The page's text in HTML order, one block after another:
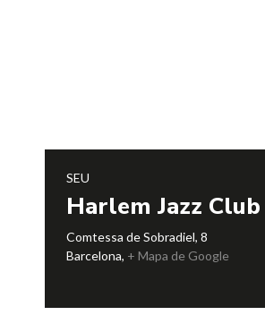
SEU
Harlem Jazz Club
Comtessa de Sobradiel, 8
Barcelona, + Mapa de Google